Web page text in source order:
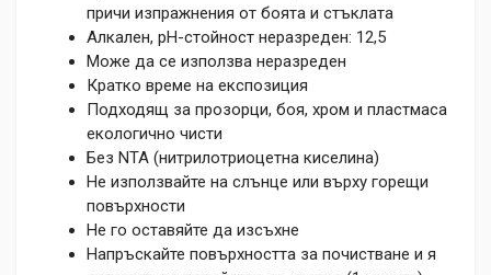
причи изпражнения от боята и стъклата
Алкален, pH-стойност неразреден: 12,5
Може да се използва неразреден
Кратко време на експозиция
Подходящ за прозорци, боя, хром и пластмаса
екологично чисти
Без NTA (нитрилотриоцетна киселина)
Не използвайте на слънце или върху горещи
повърхности
Не го оставяйте да изсъхне
Напръскайте повърхността за почистване и я